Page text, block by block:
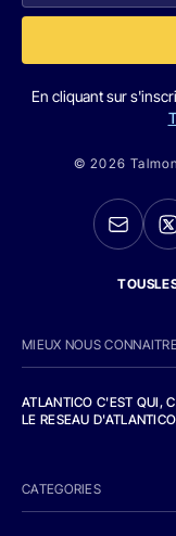
En cliquant sur
© 2026
MIEUX NOUS CONNAITRE
ATLANTICO C'EST QUI,
LE RESEAU D'ATLANTICO
CATEGORIES